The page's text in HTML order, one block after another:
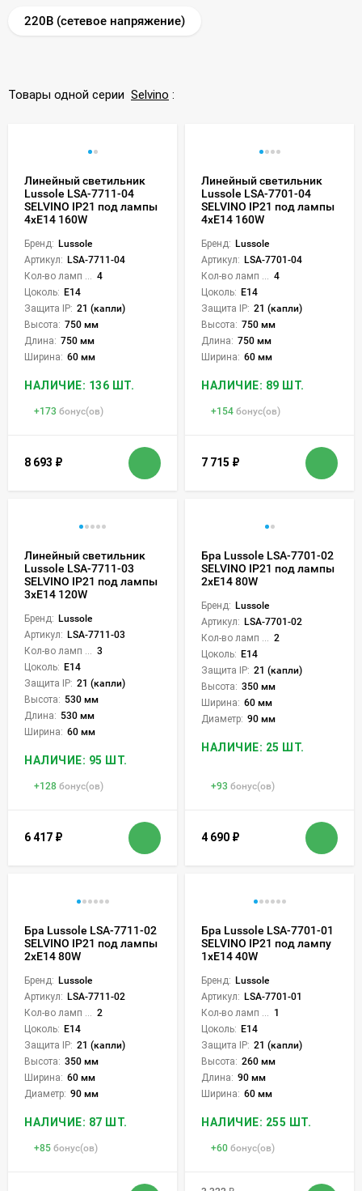
220В (сетевое напряжение)
Товары одной серии Selvino :
Линейный светильник
Lussole LSA-7711-04
SELVINO IP21 под лампы
4xE14 160W
Бренд: Lussole
Артикул: LSA-7711-04
4
Цоколь: E14
Защита IP: 21 (капли)
Высота: 750 мм
Длина: 750 мм
Ширина: 60 мм
НАЛИЧИЕ: 136 ШТ.
+173 бонус(ов)
8 693 ₽
Линейный светильник
Lussole LSA-7701-04
SELVINO IP21 под лампы
4xE14 160W
Бренд: Lussole
Артикул: LSA-7701-04
4
Цоколь: E14
Защита IP: 21 (капли)
Высота: 750 мм
Длина: 750 мм
Ширина: 60 мм
НАЛИЧИЕ: 89 ШТ.
+154 бонус(ов)
7 715 ₽
Линейный светильник
Lussole LSA-7711-03
SELVINO IP21 под лампы
3xE14 120W
Бренд: Lussole
Артикул: LSA-7711-03
3
Цоколь: E14
Защита IP: 21 (капли)
Высота: 530 мм
Длина: 530 мм
Ширина: 60 мм
НАЛИЧИЕ: 95 ШТ.
+128 бонус(ов)
6 417 ₽
Бра Lussole LSA-7701-02
SELVINO IP21 под лампы
2xE14 80W
Бренд: Lussole
Артикул: LSA-7701-02
2
Цоколь: E14
Защита IP: 21 (капли)
Высота: 350 мм
Ширина: 60 мм
Диаметр: 90 мм
НАЛИЧИЕ: 25 ШТ.
+93 бонус(ов)
4 690 ₽
Бра Lussole LSA-7711-02
SELVINO IP21 под лампы
2xE14 80W
Бренд: Lussole
Артикул: LSA-7711-02
2
Цоколь: E14
Защита IP: 21 (капли)
Высота: 350 мм
Ширина: 60 мм
Диаметр: 90 мм
НАЛИЧИЕ: 87 ШТ.
+85 бонус(ов)
Бра Lussole LSA-7701-01
SELVINO IP21 под лампу
1xE14 40W
Бренд: Lussole
Артикул: LSA-7701-01
1
Цоколь: E14
Защита IP: 21 (капли)
Высота: 260 мм
Длина: 90 мм
Ширина: 60 мм
НАЛИЧИЕ: 255 ШТ.
+60 бонус(ов)